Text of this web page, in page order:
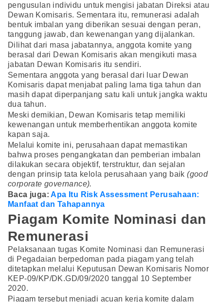
pengusulan individu untuk mengisi jabatan Direksi atau
Dewan Komisaris. Sementara itu, remunerasi adalah
bentuk imbalan yang diberikan sesuai dengan peran,
tanggung jawab, dan kewenangan yang dijalankan.
Dilihat dari masa jabatannya, anggota komite yang
berasal dari Dewan Komisaris akan mengikuti masa
jabatan Dewan Komisaris itu sendiri.
Sementara anggota yang berasal dari luar Dewan
Komisaris dapat menjabat paling lama tiga tahun dan
masih dapat diperpanjang satu kali untuk jangka waktu
dua tahun.
Meski demikian, Dewan Komisaris tetap memiliki
kewenangan untuk memberhentikan anggota komite
kapan saja.
Melalui komite ini, perusahaan dapat memastikan
bahwa proses pengangkatan dan pemberian imbalan
dilakukan secara objektif, terstruktur, dan sejalan
dengan prinsip tata kelola perusahaan yang baik(good
corporate governance).
Baca juga:Apa Itu Risk Assessment Perusahaan:
Manfaat dan Tahapannya
Piagam Komite Nominasi dan
Remunerasi
Pelaksanaan tugas Komite Nominasi dan Remunerasi
di Pegadaian berpedoman pada piagam yang telah
ditetapkan melalui Keputusan Dewan Komisaris Nomor
KEP-09/KP/DK.GD/09/2020 tanggal 10 September
2020.
Piagam tersebut menjadi acuan kerja komite dalam